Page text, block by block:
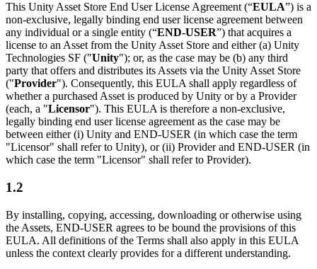
This Unity Asset Store End User License Agreement (“EULA”) is a
non-exclusive, legally binding end user license agreement between
any individual or a single entity (“END-USER”) that acquires a
license to an Asset from the Unity Asset Store and either (a) Unity
Technologies SF ("Unity"); or, as the case may be (b) any third
party that offers and distributes its Assets via the Unity Asset Store
("Provider"). Consequently, this EULA shall apply regardless of
whether a purchased Asset is produced by Unity or by a Provider
(each, a "Licensor"). This EULA is therefore a non-exclusive,
legally binding end user license agreement as the case may be
between either (i) Unity and END-USER (in which case the term
"Licensor" shall refer to Unity), or (ii) Provider and END-USER (in
which case the term "Licensor" shall refer to Provider).
1.2
By installing, copying, accessing, downloading or otherwise using
the Assets, END-USER agrees to be bound the provisions of this
EULA. All definitions of the Terms shall also apply in this EULA
unless the context clearly provides for a different understanding.